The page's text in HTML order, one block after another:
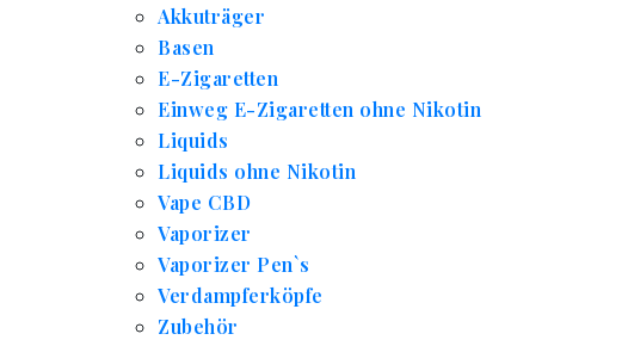
Akkuträger
Basen
E-Zigaretten
Einweg E-Zigaretten ohne Nikotin
Liquids
Liquids ohne Nikotin
Vape CBD
Vaporizer
Vaporizer Pen`s
Verdampferköpfe
Zubehör